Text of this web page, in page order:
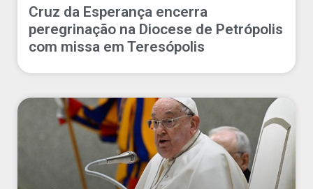
Cruz da Esperança encerra
peregrinação na Diocese de Petrópolis
com missa em Teresópolis